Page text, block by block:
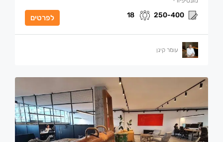
250-400
18 לפרטים
עומר קינן